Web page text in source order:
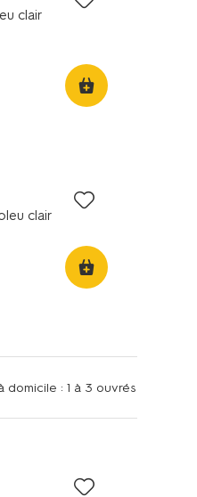
clair
clair
domicile : 1 à 3 ouvrés